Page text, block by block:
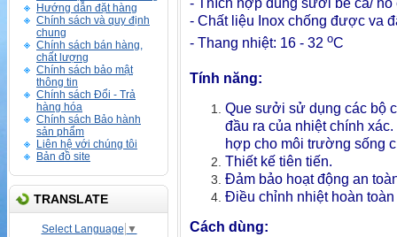
Hướng dẫn đặt hàng
Chính sách và quy định
chung
Chính sách bán hàng,
chất lượng
Chính sách bảo mật
thông tin
Chính sách Đổi - Trả
hàng hóa
Chính sách Bảo hành
sản phẩm
Liên hệ với chúng tôi
Bản đồ site
TRANSLATE
Select Language ▼
- Thích hợp dùng sưởi bể cá/
- Chất liệu Inox chống được va
- Thang nhiệt: 16 - 32 oC
Tính năng:
Que sưởi sử dụng các bộ
đầu ra của nhiệt chính
hợp cho môi trường sống
Thiết kế tiên tiến.
Đảm bảo hoạt động an
Điều chỉnh nhiệt hoàn
Cách dùng: